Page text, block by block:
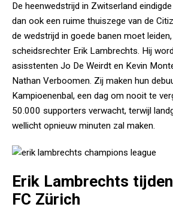
De heenwedstrijd in Zwitserland
dan ook een ruime thuiszege van de
de wedstrijd in goede banen moet
scheidsrechter Erik Lambrechts. Hij
asisstenten Jo De Weirdt en Kevin
Nathan Verboomen. Zij maken hun
Kampioenenbal, een dag om nooit te
50.000 supporters verwacht, terwijl
wellicht opnieuw minuten zal maken.
Erik Lambrechts
FC Zürich